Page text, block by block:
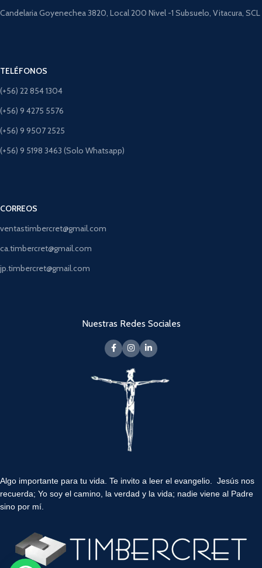
Candelaria Goyenechea 3820, Local 200 Nivel -1 Subsuelo, Vitacura, SCL
TELÉFONOS
(+56) 22 854 1304
(+56) 9 4275 5576
(+56) 9 9507 2525
(+56) 9 5198 3463 (Solo Whatsapp)
CORREOS
ventastimbercret@gmail.com
ca.timbercret@gmail.com
jp.timbercret@gmail.com
Nuestras Redes Sociales
Algo importante para tu vida. Te invito a leer el evangelio. Jesús nos
recuerda; Yo soy el camino, la verdad y la vida; nadie viene al Padre
sino por mí.